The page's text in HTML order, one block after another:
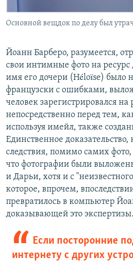
Основной вещдок по делу был
Йоанн Барберо, разумеется,
свои интимные фото на ресурс
имя его дочери (Héloïse) было
французски с ошибками,
человек зарегистрировался на
непосредственно перед тем,
используя имейл, также
Единственное доказательство,
следствия, помимо самих
что фотографии были
и Дарьи, хотя и с
которое, впрочем,
превратилось в компьютер
доказывающей это экспертизы.
Если посторонние
интернету с других